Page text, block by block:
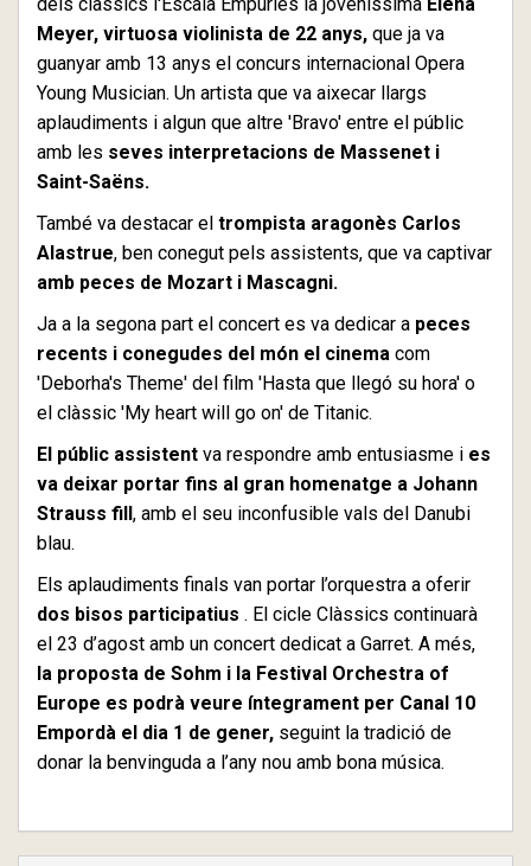
Meyer, virtuosa violinista de 22 anys, que ja va
guanyar amb 13 anys el concurs internacional Opera
Young Musician. Un artista que va aixecar llargs
aplaudiments i algun que altre 'Bravo' entre el públic
amb les seves interpretacions de Massenet i
Saint-Saëns.
També va destacar el trompista aragonès Carlos
Alastrue, ben conegut pels assistents, que va captivar
amb peces de Mozart i Mascagni.
Ja a la segona part el concert es va dedicar a peces
recents i conegudes del món el cinema com
'Deborha's Theme' del film 'Hasta que llegó su hora' o
el clàssic 'My heart will go on' de Titanic.
El públic assistent va respondre amb entusiasme i es
va deixar portar fins al gran homenatge a Johann
Strauss fill, amb el seu inconfusible vals del Danubi
blau.
Els aplaudiments finals van portar l’orquestra a oferir
dos bisos participatius . El cicle Clàssics continuarà
el 23 d’agost amb un concert dedicat a Garret. A més,
la proposta de Sohm i la Festival Orchestra of
Europe es podrà veure íntegrament per Canal 10
Empordà el dia 1 de gener, seguint la tradició de
donar la benvinguda a l’any nou amb bona música.